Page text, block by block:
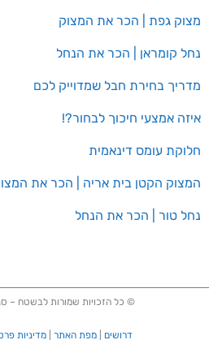
מצוק גפת | הכר את המצוק
נחל קומראן | הכר את הנחל
מדריך בחירת חבל שמדוייק לכם
איזה אמצעי חיכוך לבחור?!
חלוקת עומס דינאמית
המצוק הקטן בית אריה | הכר את
נחל טור | הכר את הנחל
© כל הזכויות שמורות לבשטח –
דרושים |מפת האתר |מדיניות